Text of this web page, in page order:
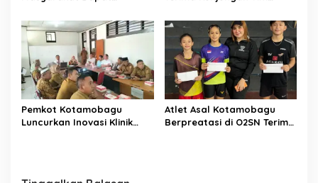
Pemkot Kotamobagu
Luncurkan Inovasi Klinik
Atlet Asal Kotamobagu
Berpreatasi di O2SN Terima